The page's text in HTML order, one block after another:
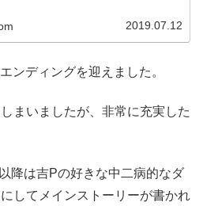
2019.07.12
ンディングを迎えました。
まいましたが、非常に充実した
降は吉Pの好きな中二病的なダ
してメインストーリーが書かれ